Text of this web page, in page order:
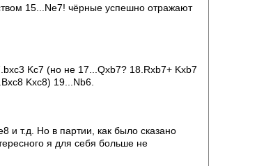
15...Ne7! чёрные успешно отражают
Kc7 (но не 17...Qxb7? 18.Rxb7+ Kxb7
Kxc8) 19...Nb6.
и т.д. Но в партии, как было сказано
я для себя больше не